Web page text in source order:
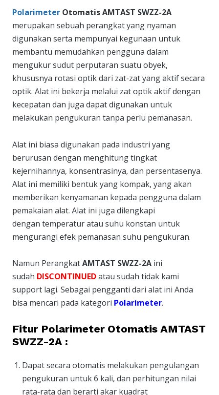
Polarimeter Otomatis AMTAST SWZZ-2A
merupakan sebuah perangkat yang nyaman
digunakan serta mempunyai kegunaan untuk
membantu memudahkan pengguna dalam
mengukur sudut perputaran suatu obyek,
khususnya rotasi optik dari zat-zat yang aktif secara
optik. Alat ini bekerja melalui zat optik aktif dengan
kecepatan dan juga dapat digunakan untuk
melakukan pengukuran tanpa perlu pemanasan.
Alat ini biasa digunakan pada industri yang
berurusan dengan menghitung tingkat
kejernihannya, konsentrasinya, dan persentasenya.
Alat ini memiliki bentuk yang kompak, yang akan
memberikan kenyamanan kepada pengguna dalam
pemakaian alat. Alat ini juga dilengkapi
dengan temperatur atau suhu konstan untuk
mengurangi efek pemanasan suhu pengukuran.
Namun PerangkatAMTAST SWZZ-2A ini
sudah DISCONTINUEDatau sudah tidak kami
support lagi. Sebagai pengganti dari alat ini Anda
bisa mencari pada kategori Polarimeter.
Fitur Polarimeter Otomatis AMTAST
SWZZ-2A :
Dapat secara otomatis melakukan pengulangan
pengukuran untuk 6 kali, dan perhitungan nilai
rata-rata dan berarti akar kuadrat